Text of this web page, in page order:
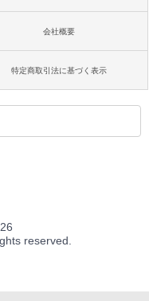
会社概要
特定商取引法に基づく表示
reserved.